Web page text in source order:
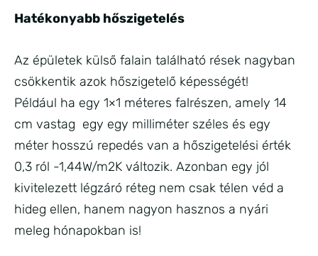
Hatékonyabb hőszigetelés
Az épületek külső falain található rések nagyban
csökkentik azok hőszigetelő képességét!
Például ha egy 1×1 méteres falrészen, amely 14
cm vastag egy egy milliméter széles és egy
méter hosszú repedés van a hőszigetelési érték
0,3 ról -1,44W/m2K változik. Azonban egy jól
kivitelezett légzáró réteg nem csak télen véd a
hideg ellen, hanem nagyon hasznos a nyári
meleg hónapokban is!